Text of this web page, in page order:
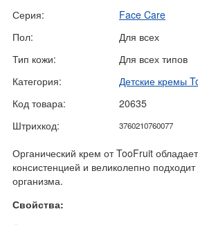
Серия:
Face Care
Пол:
Для всех
Тип кожи:
Для всех типов
Категория:
Детские кремы
Код товара:
20635
Штрихкод:
3760210760077
Органический крем от TooFruit
консистенцией и великолепно
организма.
Свойства: